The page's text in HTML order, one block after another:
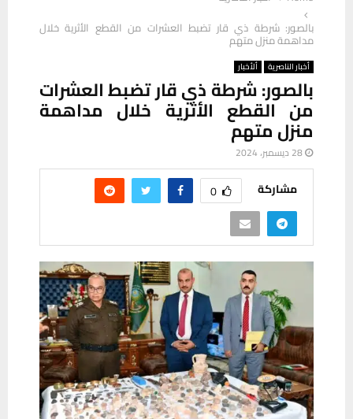
بالصور: شرطة ذي قار تضبط العشرات من القطع الأثرية خلال
مداهمة منزل متهم
أخبار الناصرية ألأخبار
بالصور: شرطة ذي قار تضبط العشرات
من القطع الأثرية خلال مداهمة
منزل متهم
28 ديسمبر، 2024
مشاركة 0